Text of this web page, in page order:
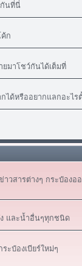
กันที่นี่
ค้ก
มาโชว์กันได้เต็มที่
ด้หรืออยากแลกอะไร
วสารต่างๆ กระป๋องอ
และน้ำอื่นๆทุกชนิด
ะป๋องเบียร์ใหม่ๆ